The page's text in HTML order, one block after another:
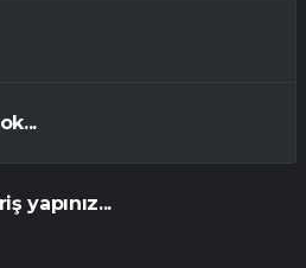
yapınız...